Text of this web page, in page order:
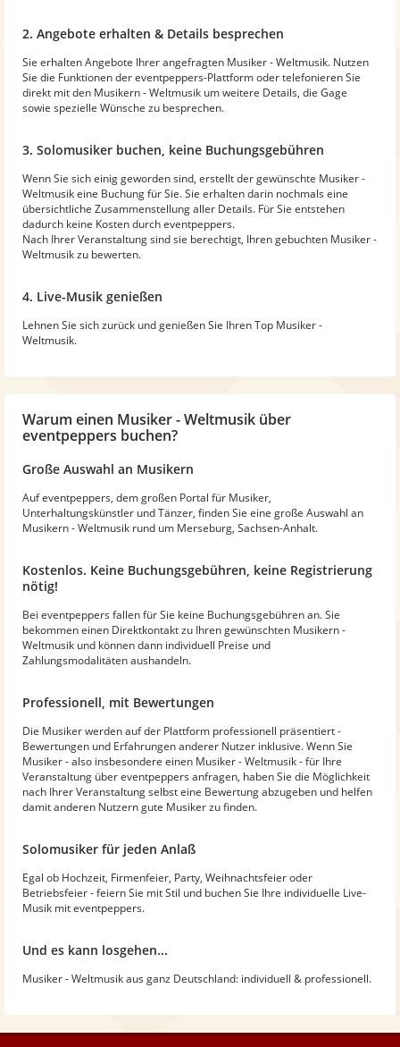
2. Angebote erhalten & Details besprechen
Sie erhalten Angebote Ihrer angefragten Musiker - Weltmusik. Nutzen
Sie die Funktionen der eventpeppers-Plattform oder telefonieren Sie
direkt mit den Musikern - Weltmusik um weitere Details, die Gage
sowie spezielle Wünsche zu besprechen.
3. Solomusiker buchen, keine Buchungsgebühren
Wenn Sie sich einig geworden sind, erstellt der gewünschte Musiker -
Weltmusik eine Buchung für Sie. Sie erhalten darin nochmals eine
übersichtliche Zusammenstellung aller Details. Für Sie entstehen
dadurch keine Kosten durch eventpeppers.
Nach Ihrer Veranstaltung sind sie berechtigt, Ihren gebuchten Musiker -
Weltmusik zu bewerten.
4. Live-Musik genießen
Lehnen Sie sich zurück und genießen Sie Ihren Top Musiker -
Weltmusik.
Warum einen Musiker - Weltmusik über
eventpeppers buchen?
Große Auswahl an Musikern
Auf eventpeppers, dem großen Portal für Musiker,
Unterhaltungskünstler und Tänzer, finden Sie eine große Auswahl an
Musikern - Weltmusik rund um Merseburg, Sachsen-Anhalt.
Kostenlos. Keine Buchungsgebühren, keine Registrierung
nötig!
Bei eventpeppers fallen für Sie keine Buchungsgebühren an. Sie
bekommen einen Direktkontakt zu Ihren gewünschten Musikern -
Weltmusik und können dann individuell Preise und
Zahlungsmodalitäten aushandeln.
Professionell, mit Bewertungen
Die Musiker werden auf der Plattform professionell präsentiert -
Bewertungen und Erfahrungen anderer Nutzer inklusive. Wenn Sie
Musiker - also insbesondere einen Musiker - Weltmusik - für Ihre
Veranstaltung über eventpeppers anfragen, haben Sie die Möglichkeit
nach Ihrer Veranstaltung selbst eine Bewertung abzugeben und helfen
damit anderen Nutzern gute Musiker zu finden.
Solomusiker für jeden Anlaß
Egal ob Hochzeit, Firmenfeier, Party, Weihnachtsfeier oder
Betriebsfeier - feiern Sie mit Stil und buchen Sie Ihre individuelle Live-
Musik mit eventpeppers.
Und es kann losgehen...
Musiker - Weltmusik aus ganz Deutschland: individuell & professionell.